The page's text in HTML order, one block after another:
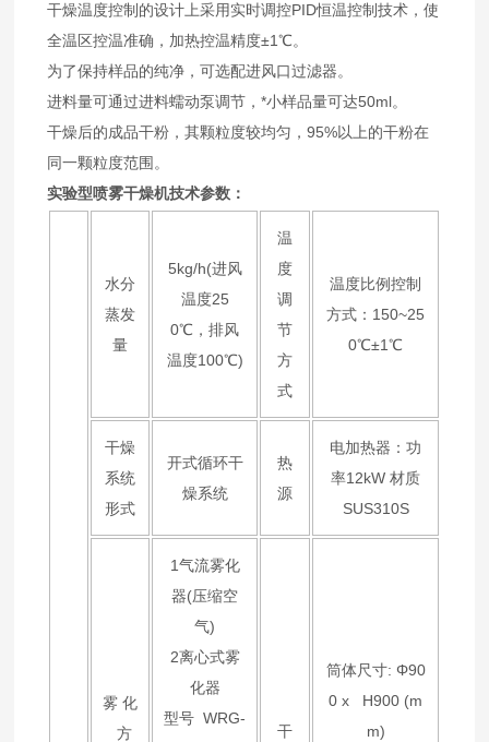
干燥温度控制的设计上采用实时调控PID恒温控制技术，使
全温区控温准确，加热控温精度±1℃。
为了保持样品的纯净，可选配进风口过滤器。
进料量可通过进料蠕动泵调节，*小样品量可达50ml。
干燥后的成品干粉，其颗粒度较均匀，95%以上的干粉在
同一颗粒度范围。
实验型喷雾干燥机技术参数：
水分
蒸发
量
5kg/h(进风
温度25
0℃，排风
温度100℃)
温
度
调
节
方
式
温度比例控制
方式：150~25
0℃±1℃
干燥
系统
形式
开式循环干
燥系统
热
源
电加热器：功
率12kW 材质
SUS310S
雾 化
方
1气流雾化
器(压缩空
气)
2离心式雾
化器
型号 WRG-
干
筒体尺寸: Φ90
0 x H900 (m
m)